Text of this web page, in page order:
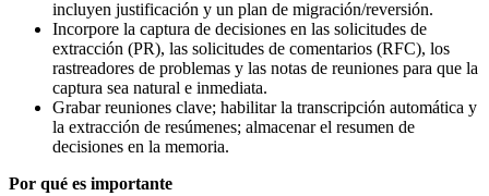
incluyen justificación y un plan de migración/reversión.
Incorpore la captura de decisiones en las solicitudes de
extracción (PR), las solicitudes de comentarios (RFC), los
rastreadores de problemas y las notas de reuniones para que la
captura sea natural e inmediata.
Grabar reuniones clave; habilitar la transcripción automática y
la extracción de resúmenes; almacenar el resumen de
decisiones en la memoria.
Por qué es importante